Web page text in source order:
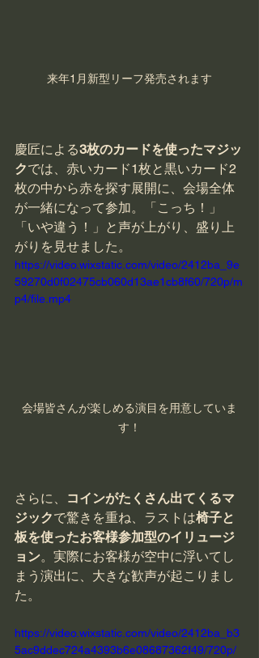
来年1月新型リーフ発売されます
慶匠による3枚のカードを使ったマジッ
クでは、赤いカード1枚と黒いカード2
枚の中から赤を探す展開に、会場全体
が一緒になって参加。「こっち！」
「いや違う！」と声が上がり、盛り上
がりを見せました。
https://video.wixstatic.com/video/2412ba_9e
59270d0f02475cb060d13ae1cb8f60/720p/m
p4/file.mp4
会場皆さんが楽しめる演目を用意していま
す！
さらに、
コインがたくさん出てくるマ
ジックで驚きを重ね、ラストは椅子と
板を使ったお客様参加型のイリュージ
ョン。実際にお客様が空中に浮いてし
まう演出に、大きな歓声が起こりまし
た。
https://video.wixstatic.com/video/2412ba_b3
5ac9ddec724a4393b6e08687362f49/720p/